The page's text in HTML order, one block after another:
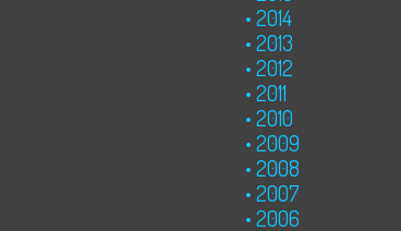
2014
2013
2012
2011
2010
2009
2008
2007
2006